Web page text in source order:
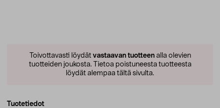
Toivottavasti löydät vastaavan tuotteenalla olevien
tuotteiden joukosta. Tietoa poistuneesta tuotteesta
löydät alempaa tältä sivulta.
Tuotetiedot